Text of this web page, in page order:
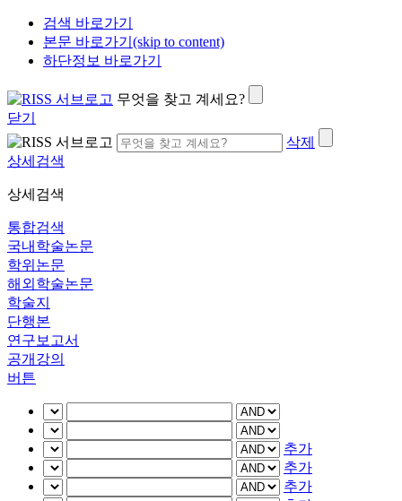
검색 바로가기
본문 바로가기(skip to content)
하단정보 바로가기
무엇을 찾고 계세요?
닫기
삭제
상세검색
상세검색
통합검색
국내학술논문
학위논문
해외학술논문
학술지
단행본
연구보고서
공개강의
버튼
추가
추가
추가